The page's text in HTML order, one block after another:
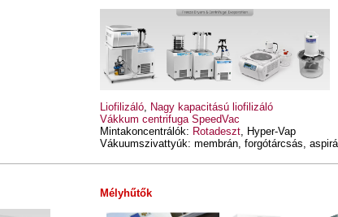
Liofilizáló, Nagy kapacitású liofilizáló
Vákkum centrifuga SpeedVac
Mintakoncentrálók: Rotadeszt, Hyper-Vap
Vákuumszivattyúk: membrán, forgótárcsás,
Mélyhűtők